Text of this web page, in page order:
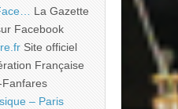
La Gazette
Facebook
Site officiel
Française
– Paris